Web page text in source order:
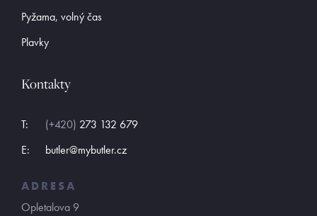
Pyžama, volný čas
Plavky
Kontakty
T: (+420) 273 132 679
E:
butler@mybutler.cz
ADRESA
Opletalova 9